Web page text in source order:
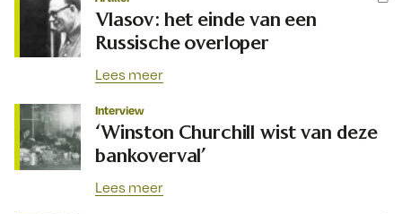
Vlasov: het einde van een
Russische overloper
Lees meer
Interview
‘Winston Churchill wist van deze
bankoverval’
Lees meer